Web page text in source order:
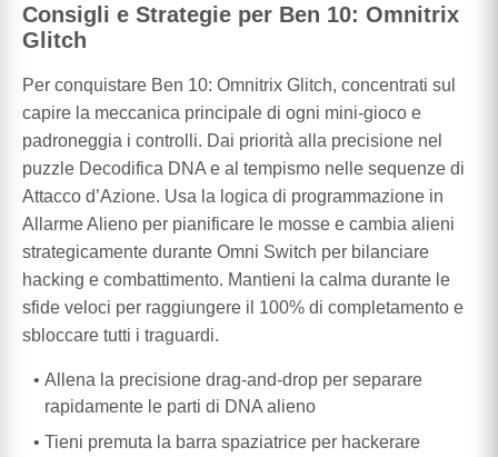
Consigli e Strategie per Ben 10: Omnitrix
Glitch
Per conquistare Ben 10: Omnitrix Glitch, concentrati sul
capire la meccanica principale di ogni mini-gioco e
padroneggia i controlli. Dai priorità alla precisione nel
puzzle Decodifica DNA e al tempismo nelle sequenze di
Attacco d’Azione. Usa la logica di programmazione in
Allarme Alieno per pianificare le mosse e cambia alieni
strategicamente durante Omni Switch per bilanciare
hacking e combattimento. Mantieni la calma durante le
sfide veloci per raggiungere il 100% di completamento e
sbloccare tutti i traguardi.
Allena la precisione drag-and-drop per separare
rapidamente le parti di DNA alieno
Tieni premuta la barra spaziatrice per hackerare